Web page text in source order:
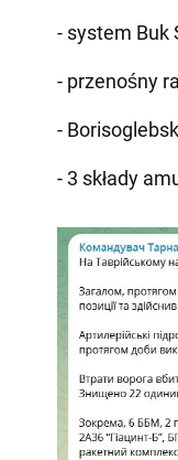
- system Buk
- przenośny
-
- 3 składy